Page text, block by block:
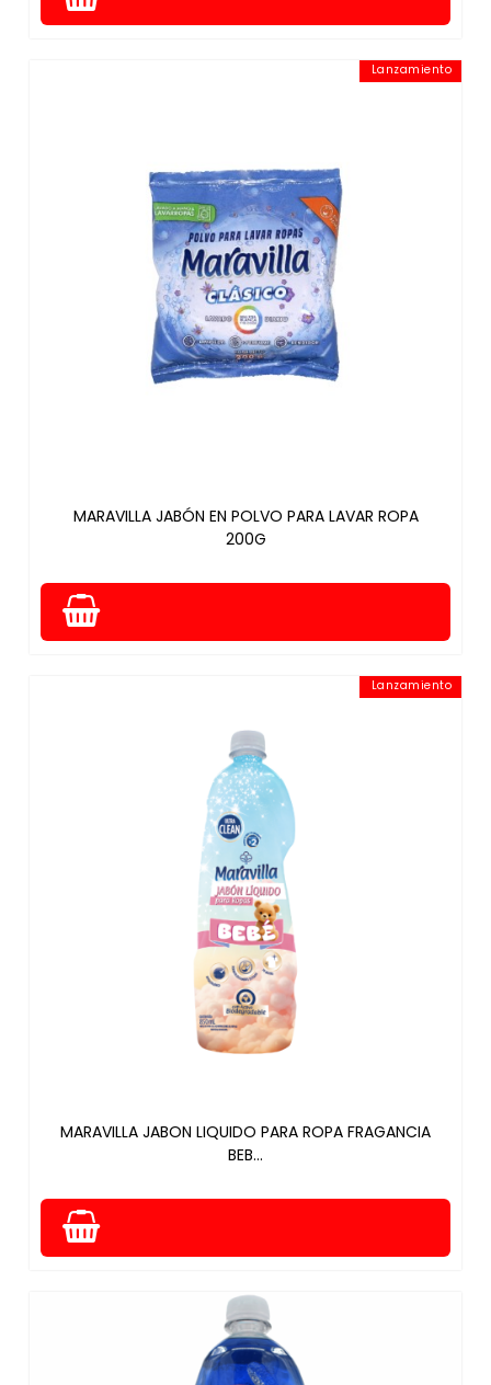
Lanzamiento
MARAVILLA JABÓN EN POLVO PARA LAVAR ROPA
200G
Lanzamiento
MARAVILLA JABON LIQUIDO PARA ROPA FRAGANCIA
BEB...